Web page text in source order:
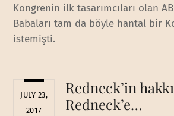
Kongrenin ilk tasarımcıları olan
Babaları tam da böyle hantal bir
istemişti.
JULY 23,
2017
Redneck’in hakkı
Redneck’e…